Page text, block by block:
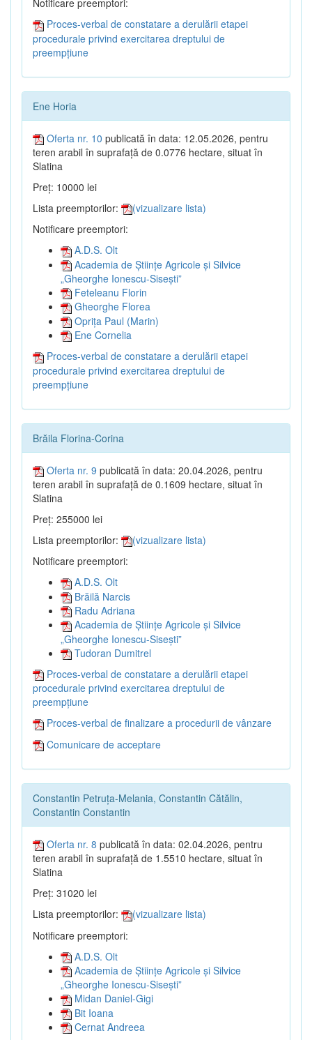
Notificare preemptori:
Proces-verbal de constatare a derulării etapei
procedurale privind exercitarea dreptului de
preempțiune
Ene Horia
Oferta nr. 10 publicată în data: 12.05.2026, pentru
teren arabil în suprafață de 0.0776 hectare, situat în
Slatina
Preț: 10000 lei
Lista preemptorilor:
(vizualizare lista)
Notificare preemptori:
A.D.S. Olt
Academia de Științe Agricole și Silvice
„Gheorghe Ionescu-Sisești”
Feteleanu Florin
Gheorghe Florea
Oprița Paul (Marin)
Ene Cornelia
Proces-verbal de constatare a derulării etapei
procedurale privind exercitarea dreptului de
preempțiune
Brăila Florina-Corina
Oferta nr. 9 publicată în data: 20.04.2026, pentru
teren arabil în suprafață de 0.1609 hectare, situat în
Slatina
Preț: 255000 lei
Lista preemptorilor:
(vizualizare lista)
Notificare preemptori:
A.D.S. Olt
Brăilă Narcis
Radu Adriana
Academia de Științe Agricole și Silvice
„Gheorghe Ionescu-Sisești”
Tudoran Dumitrel
Proces-verbal de constatare a derulării etapei
procedurale privind exercitarea dreptului de
preempțiune
Proces-verbal de finalizare a procedurii de vânzare
Comunicare de acceptare
Constantin Petruța-Melania, Constantin Cătălin,
Constantin Constantin
Oferta nr. 8 publicată în data: 02.04.2026, pentru
teren arabil în suprafață de 1.5510 hectare, situat în
Slatina
Preț: 31020 lei
Lista preemptorilor:
(vizualizare lista)
Notificare preemptori:
A.D.S. Olt
Academia de Științe Agricole și Silvice
„Gheorghe Ionescu-Sisești”
Midan Daniel-Gigi
Bit Ioana
Cernat Andreea